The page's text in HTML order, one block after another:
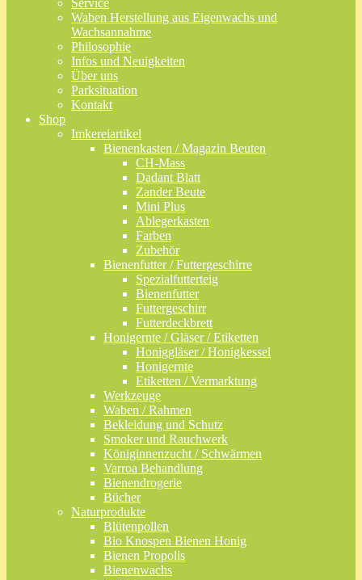
Service
Waben Herstellung aus Eigenwachs und
Wachsannahme
Philosophie
Infos und Neuigkeiten
Über uns
Parksituation
Kontakt
Shop
Imkereiartikel
Bienenkasten / Magazin Beuten
CH-Mass
Dadant Blatt
Zander Beute
Mini Plus
Ablegerkasten
Farben
Zubehör
Bienenfutter / Futtergeschirre
Spezialfutterteig
Bienenfutter
Futtergeschirr
Futterdeckbrett
Honigernte / Gläser / Etiketten
Honiggläser / Honigkessel
Honigernte
Etiketten / Vermarktung
Werkzeuge
Waben / Rahmen
Bekleidung und Schutz
Smoker und Rauchwerk
Königinnenzucht / Schwärmen
Varroa Behandlung
Bienendrogerie
Bücher
Naturprodukte
Blütenpollen
Bio Knospen Bienen Honig
Bienen Propolis
Bienenwachs